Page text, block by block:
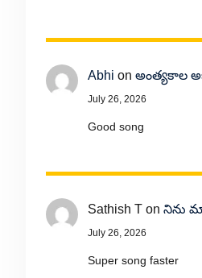
Abhi on అంత్యకాల
July 26, 2026
Good song
Sathish Ton నిను
July 26, 2026
Super song faster